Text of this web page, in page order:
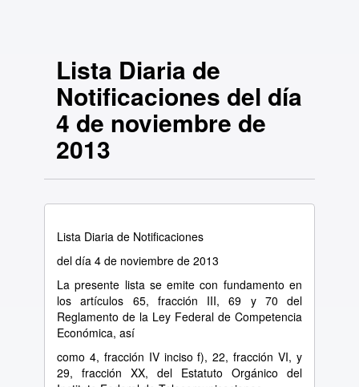
Lista Diaria de
Notificaciones del día
4 de noviembre de
2013
Lista Diaria de Notificaciones
del día 4 de noviembre de 2013
La presente lista se emite con fundamento en
los artículos 65, fracción III, 69 y 70 del
Reglamento de la Ley Federal de Competencia
Económica, así
como 4, fracción IV inciso f), 22, fracción VI, y
29, fracción XX, del Estatuto Orgánico del